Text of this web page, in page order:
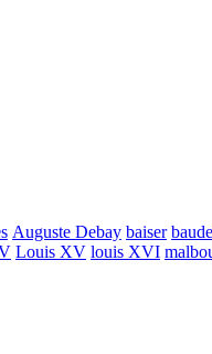
Auguste Debay baiser
Louis XV louis XVI